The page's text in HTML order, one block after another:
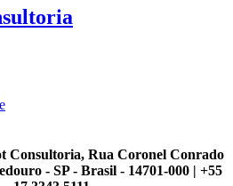
Consultoria, Rua Coronel Conrado
- SP - Brasil - 14701-000 | +55